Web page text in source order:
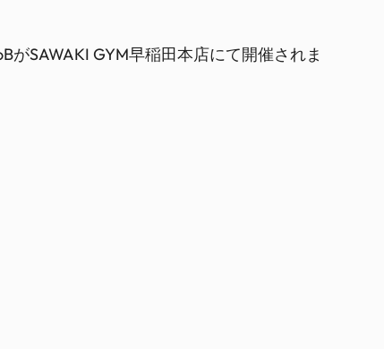
SAWAKI GYM早稲田本店にて開催されま